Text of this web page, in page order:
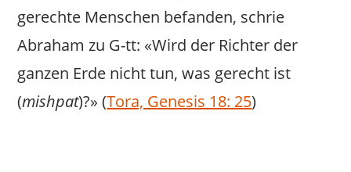
gerechte Menschen befanden, schrie
Abraham zu G-tt: «Wird der Richter der
ganzen Erde nicht tun, was gerecht ist
(mishpat)?» (Tora, Genesis 18: 25)